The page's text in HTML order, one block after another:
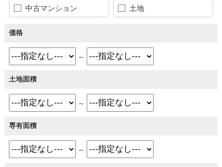
中古マンション 土地
価格
～
土地面積
～
専有面積
～